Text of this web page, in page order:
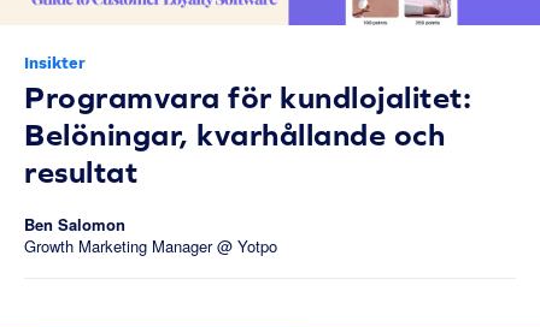
Insikter
Programvara för kundlojalitet:
Belöningar, kvarhållande och
resultat
Ben Salomon
Growth Marketing Manager @ Yotpo